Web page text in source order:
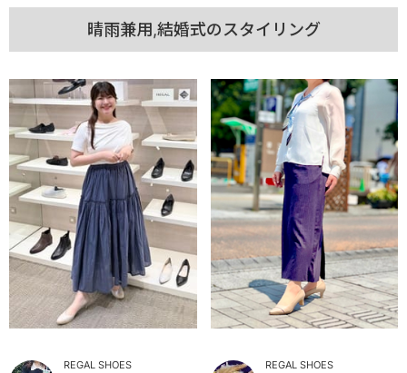
晴雨兼用,結婚式のスタイリング
REGAL SHOES REGAL SHOES